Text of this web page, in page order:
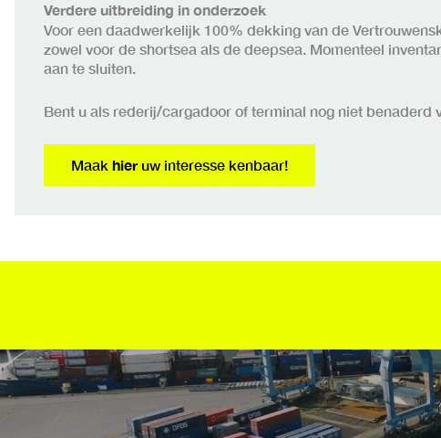
Verdere uitbreiding in onderzoek
Voor een daadwerkelijk 100% dekking van de
zowel voor de shortsea als de deepsea. Momenteel
aan te sluiten.
Bent u als rederij/cargadoor of terminal nog niet benaderd
Maak hieruw interesse kenbaar!